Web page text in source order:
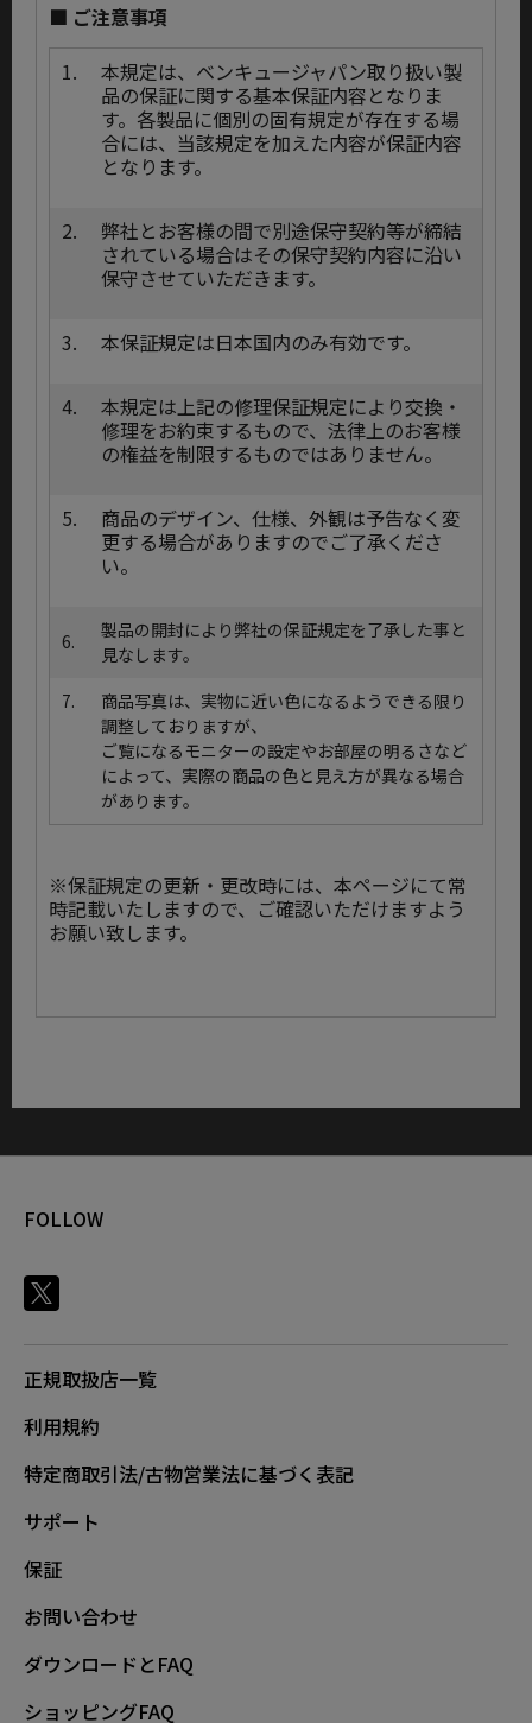
■ ご注意事項
1.
本規定は、ベンキュージャパン取り扱い製
品の保証に関する基本保証内容となりま
す。各製品に個別の固有規定が存在する場
合には、当該規定を加えた内容が保証内容
となります。
2.
弊社とお客様の間で別途保守契約等が締結
されている場合はその保守契約内容に沿い
保守させていただきます。
3. 本保証規定は日本国内のみ有効です。
4.
本規定は上記の修理保証規定により交換・
修理をお約束するもので、法律上のお客様
の権益を制限するものではありません。
5.
商品のデザイン、仕様、外観は予告なく変
更する場合がありますのでご了承くださ
い。
6.
製品の開封により弊社の保証規定を了承した事と
見なします。
7.
商品写真は、実物に近い色になるようできる限り
調整しておりますが、
ご覧になるモニターの設定やお部屋の明るさなど
によって、実際の商品の色と見え方が異なる場合
があります。
※保証規定の更新・更改時には、本ページにて常
時記載いたしますので、ご確認いただけますよう
お願い致します。
FOLLOW
正規取扱店一覧
利用規約
特定商取引法/古物営業法に基づく表記
サポート
保証
お問い合わせ
ダウンロードとFAQ
ショッピングFAQ